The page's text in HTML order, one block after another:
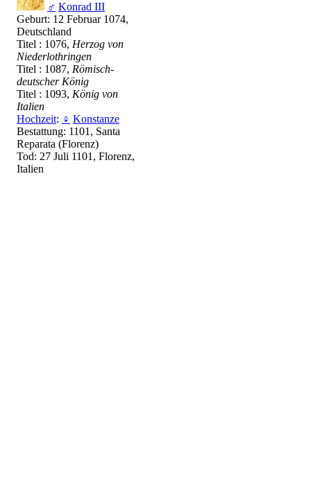
♂ Konrad III
Geburt: 12 Februar 1074,
Deutschland
Titel : 1076, Herzog von
Niederlothringen
Titel : 1087, Römisch-
deutscher König
Titel : 1093, König von
Italien
Hochzeit: ♀ Konstanze
Bestattung: 1101, Santa
Reparata (Florenz)
Tod: 27 Juli 1101, Florenz,
Italien